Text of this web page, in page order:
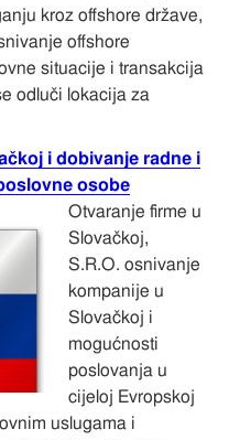
kroz offshore države,
offshore
situacije i transakcija
odluči lokacija za
i dobivanje radne i
osobe
Otvaranje firme u
Slovačkoj,
S.R.O. osnivanje
kompanije u
Slovačkoj i
mogućnosti
poslovanja u
cijeloj Evropskoj
uslugama i